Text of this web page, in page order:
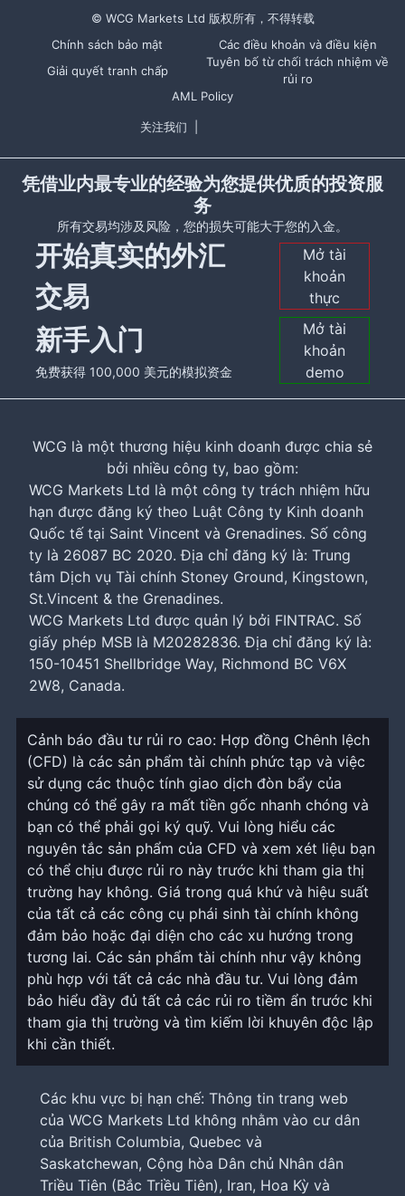
© WCG Markets Ltd 版权所有，不得转载
Chính sách bảo mật
Các điều khoản và điều kiện
Giải quyết tranh chấp
Tuyên bố từ chối trách nhiệm về
rủi ro
AML Policy
关注我们
凭借业内最专业的经验为您提供优质的投资服
务
所有交易均涉及风险，您的损失可能大于您的入金。
开始真实的外汇
交易
Mở tài
khoản
thực
新手入门
免费获得 100,000 美元的模拟资金
Mở tài
khoản
demo
WCG là một thương hiệu kinh doanh được chia sẻ
bởi nhiều công ty, bao gồm:
WCG Markets Ltd là một công ty trách nhiệm hữu
hạn được đăng ký theo Luật Công ty Kinh doanh
Quốc tế tại Saint Vincent và Grenadines. Số công
ty là 26087 BC 2020. Địa chỉ đăng ký là: Trung
tâm Dịch vụ Tài chính Stoney Ground, Kingstown,
St.Vincent & the Grenadines.
WCG Markets Ltd được quản lý bởi FINTRAC. Số
giấy phép MSB là M20282836. Địa chỉ đăng ký là:
150-10451 Shellbridge Way, Richmond BC V6X
2W8, Canada.
Cảnh báo đầu tư rủi ro cao: Hợp đồng Chênh lệch
(CFD) là các sản phẩm tài chính phức tạp và việc
sử dụng các thuộc tính giao dịch đòn bẩy của
chúng có thể gây ra mất tiền gốc nhanh chóng và
bạn có thể phải gọi ký quỹ. Vui lòng hiểu các
nguyên tắc sản phẩm của CFD và xem xét liệu bạn
có thể chịu được rủi ro này trước khi tham gia thị
trường hay không. Giá trong quá khứ và hiệu suất
của tất cả các công cụ phái sinh tài chính không
đảm bảo hoặc đại diện cho các xu hướng trong
tương lai. Các sản phẩm tài chính như vậy không
phù hợp với tất cả các nhà đầu tư. Vui lòng đảm
bảo hiểu đầy đủ tất cả các rủi ro tiềm ẩn trước khi
tham gia thị trường và tìm kiếm lời khuyên độc lập
khi cần thiết.
Các khu vực bị hạn chế: Thông tin trang web
của WCG Markets Ltd không nhằm vào cư dân
của British Columbia, Quebec và
Saskatchewan, Cộng hòa Dân chủ Nhân dân
Triều Tiên (Bắc Triều Tiên), Iran, Hoa Kỳ và